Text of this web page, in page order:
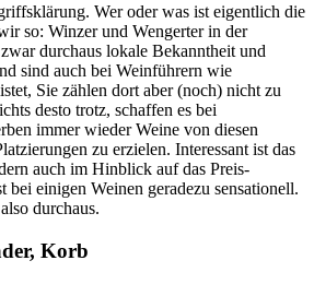
Wer oder was ist eigentlich die
so: Winzer und Wengerter in der
durchaus lokale Bekanntheit und
sind auch bei Weinführern wie
Sie zählen dort aber (noch) nicht zu
desto trotz, schaffen es bei
immer wieder Weine von diesen
zu erzielen. Interessant ist das
auch im Hinblick auf das Preis-
bei einigen Weinen geradezu sensationell.
durchaus.
Korb